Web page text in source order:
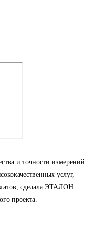
и точности измерений
услуг,
сделала ЭТАЛОН
проекта.